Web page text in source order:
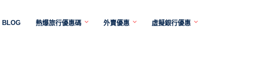
BLOG 熱爆旅行優惠碼 外賣優惠 虛擬銀行優惠